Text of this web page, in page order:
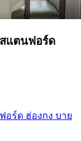
แตนฟอร์ด
อร์ด ฮ่องกง บาย